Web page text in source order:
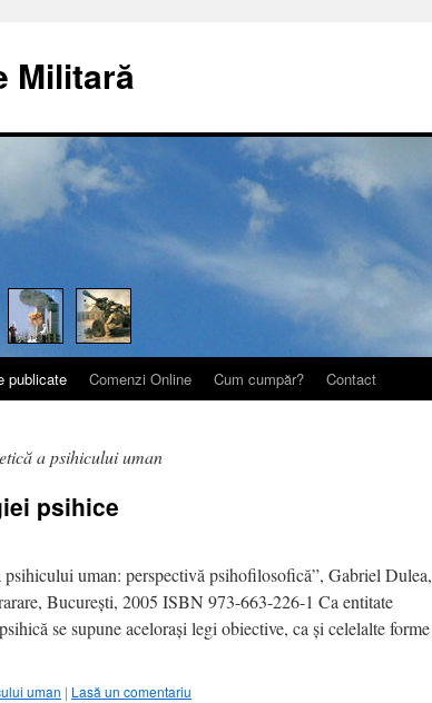
Militară
publicate Comenzi Online Cum cumpăr? Contact
a psihicului uman
psihice
uman: perspectivă psihofilosofică”, Gabriel Dulea,
Bucureşti, 2005 ISBN 973-663-226-1 Ca entitate
se supune aceloraşi legi obiective, ca şi celelalte forme
uman | Lasă un comentariu